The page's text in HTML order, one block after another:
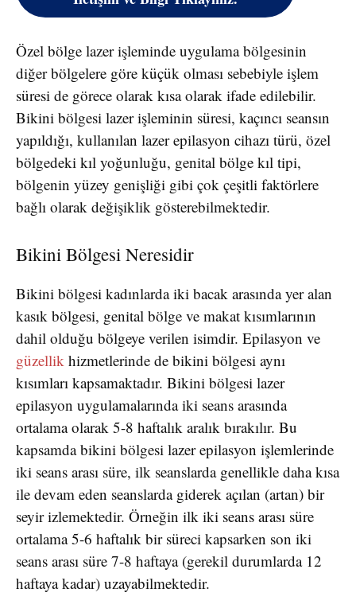
Özel bölge lazer işleminde uygulama bölgesinin
diğer bölgelere göre küçük olması sebebiyle işlem
süresi de görece olarak kısa olarak ifade edilebilir.
Bikini bölgesi lazer işleminin süresi, kaçıncı seansın
yapıldığı, kullanılan lazer epilasyon cihazı türü, özel
bölgedeki kıl yoğunluğu, genital bölge kıl tipi,
bölgenin yüzey genişliği gibi çok çeşitli faktörlere
bağlı olarak değişiklik gösterebilmektedir.
Bikini Bölgesi Neresidir
Bikini bölgesi kadınlarda iki bacak arasında yer alan
kasık bölgesi, genital bölge ve makat kısımlarının
dahil olduğu bölgeye verilen isimdir. Epilasyon ve
güzellik hizmetlerinde de bikini bölgesi aynı
kısımları kapsamaktadır. Bikini bölgesi lazer
epilasyon uygulamalarında iki seans arasında
ortalama olarak 5-8 haftalık aralık bırakılır. Bu
kapsamda bikini bölgesi lazer epilasyon işlemlerinde
iki seans arası süre, ilk seanslarda genellikle daha kısa
ile devam eden seanslarda giderek açılan (artan) bir
seyir izlemektedir. Örneğin ilk iki seans arası süre
ortalama 5-6 haftalık bir süreci kapsarken son iki
seans arası süre 7-8 haftaya (gerekil durumlarda 12
haftaya kadar) uzayabilmektedir.